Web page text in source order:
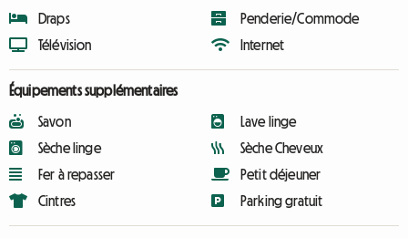
Draps
Télévision
Penderie/Commode
Internet
Équipements supplémentaires
Savon
Sèche linge
Fer à repasser
Cintres
Lave linge
Sèche Cheveux
Petit déjeuner
Parking gratuit